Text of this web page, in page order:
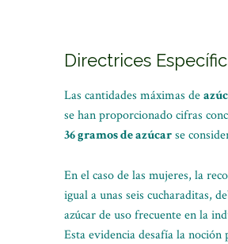
Directrices
Las cantidades máximas de
se han proporcionado cifras
36 gramos de azúcarse
En el caso de las mujeres, la
igual a unas seis cucharaditas,
azúcar de uso frecuente en la
Esta evidencia desafía la